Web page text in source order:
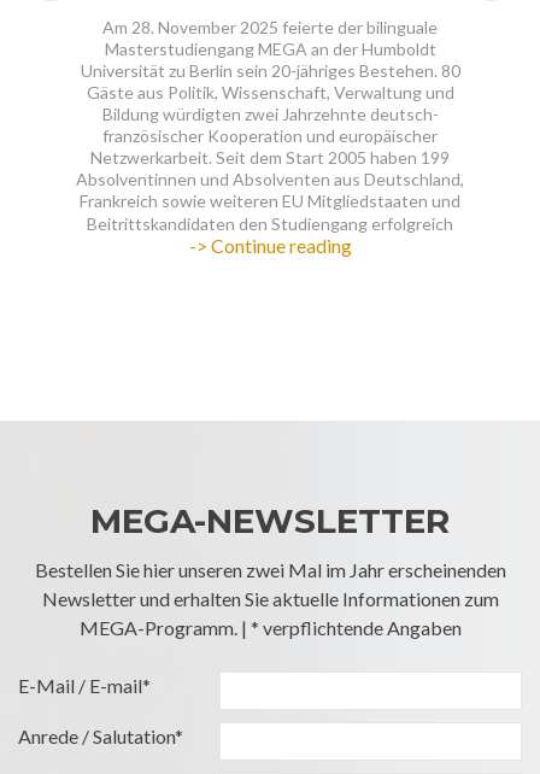
Am 28. November 2025 feierte der bilinguale
Masterstudiengang MEGA an der Humboldt
Universität zu Berlin sein 20-jähriges Bestehen. 80
Gäste aus Politik, Wissenschaft, Verwaltung und
Bildung würdigten zwei Jahrzehnte deutsch-
französischer Kooperation und europäischer
Netzwerkarbeit. Seit dem Start 2005 haben 199
Absolventinnen und Absolventen aus Deutschland,
Frankreich sowie weiteren EU Mitgliedstaaten und
Beitrittskandidaten den Studiengang erfolgreich
-> Continue readingMEGA
Governance
MEGA-NEWSLETTER
Bestellen Sie hier unseren zwei Mal im Jahr erscheinenden
Newsletter und erhalten Sie aktuelle Informationen zum
MEGA-Programm. | * verpflichtende Angaben
E-Mail / E-mail*
Anrede / Salutation*